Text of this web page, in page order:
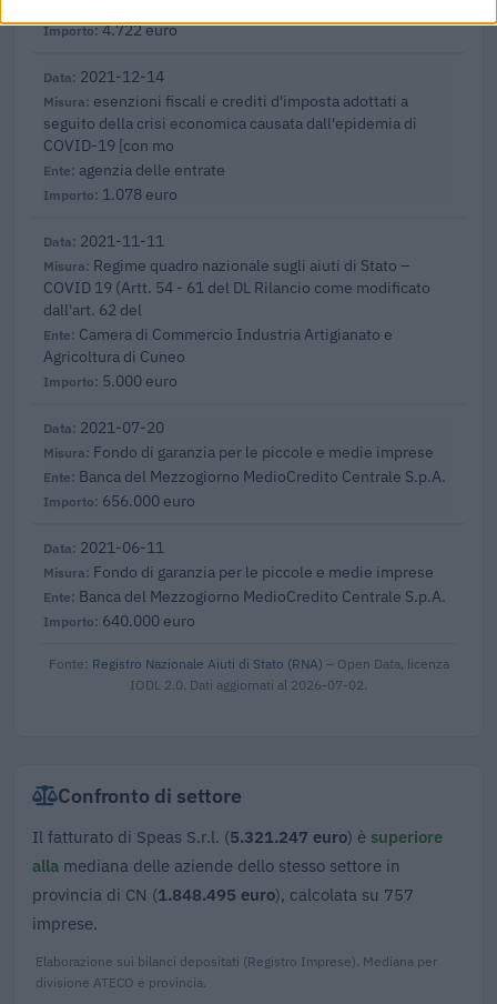
4.722 euro
2021-12-14
esenzioni fiscali e crediti d'imposta adottati a
seguito della crisi economica causata dall'epidemia di
COVID-19 [con mo
agenzia delle entrate
1.078 euro
2021-11-11
Regime quadro nazionale sugli aiuti di Stato –
COVID 19 (Artt. 54 - 61 del DL Rilancio come modificato
dall'art. 62 del
Camera di Commercio Industria Artigianato e
Agricoltura di Cuneo
5.000 euro
2021-07-20
Fondo di garanzia per le piccole e medie imprese
Banca del Mezzogiorno MedioCredito Centrale S.p.A.
656.000 euro
2021-06-11
Fondo di garanzia per le piccole e medie imprese
Banca del Mezzogiorno MedioCredito Centrale S.p.A.
640.000 euro
Fonte: Registro Nazionale Aiuti di Stato (RNA) – Open Data, licenza
IODL 2.0. Dati aggiornati al 2026-07-02.
Confronto di settore
Il fatturato di Speas S.r.l. (5.321.247 euro) è superiore
alla mediana delle aziende dello stesso settore in
provincia di CN (1.848.495 euro), calcolata su 757
imprese.
Elaborazione sui bilanci depositati (Registro Imprese). Mediana per
divisione ATECO e provincia.